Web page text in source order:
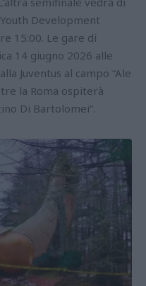
Development
15:00. Le gare di
14 giugno 2026 alle
Juventus al campo “Ale
la Roma ospiterà
Di Bartolomei”.